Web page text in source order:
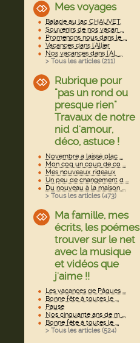
Mes voyages
Balade au lac CHAUVET.
Souvenirs de nos vacan ...
Promenons nous dans le ...
Vacances dans l'Allier
Nos vacances dans l'AL ...
> Tous les articles (211)
Rubrique pour
"pas un rond ou
presque rien"
Travaux de notre
nid d'amour,
déco, astuce !
Novembre a laissé plac ...
Mon coq un coup de co ...
Mes nouveaux rideaux
Un peu de changement d ...
Du nouveau à la maison ...
> Tous les articles (473)
Ma famille, mes
écrits, les poémes
trouver sur le net
avec la musique
et vidéos que
j'aime !!
Les vacances de Pâques ...
Bonne fête à toutes le ...
Pause
Nos cinquante ans de m ...
Bonne fête à toutes le ...
> Tous les articles (524)